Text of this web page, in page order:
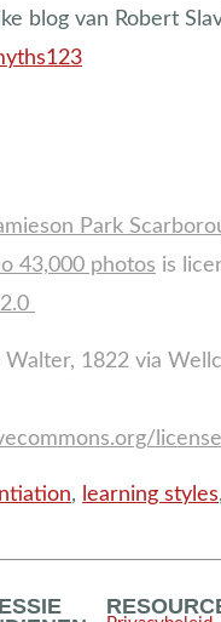
blog van Robert
Park
43,000 photos is
1822 via
, learning styles,